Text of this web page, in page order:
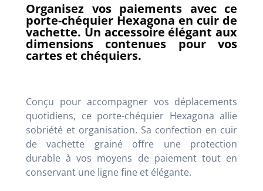
Organisez vos paiements avec ce
porte-chéquier Hexagona en cuir de
vachette. Un accessoire élégant aux
dimensions contenues pour vos
cartes et chéquiers.
Conçu pour accompagner vos déplacements
quotidiens, ce porte-chéquier Hexagona allie
sobriété et organisation. Sa confection en cuir
de vachette grainé offre une protection
durable à vos moyens de paiement tout en
conservant une ligne fine et élégante.